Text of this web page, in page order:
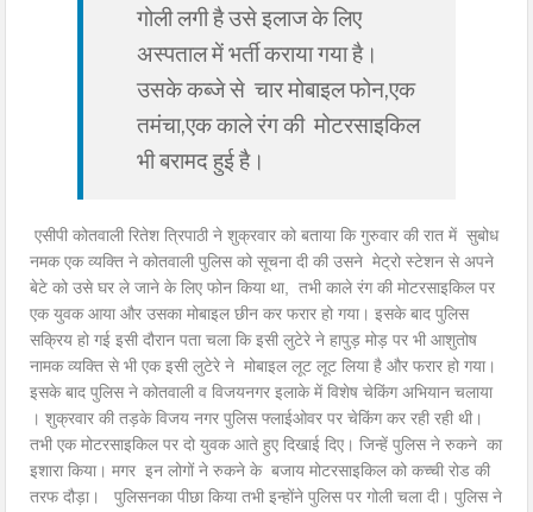
गोली लगी है उसे इलाज के लिए
अस्पताल में भर्ती कराया गया है।
उसके कब्जे से चार मोबाइल फोन,एक
तमंचा,एक काले रंग की मोटरसाइकिल
भी बरामद हुई है।
एसीपी कोतवाली रितेश त्रिपाठी ने शुक्रवार को बताया कि गुरुवार की रात में सुबोध
नमक एक व्यक्ति ने कोतवाली पुलिस को सूचना दी की उसने मेट्रो स्टेशन से अपने
बेटे को उसे घर ले जाने के लिए फोन किया था, तभी काले रंग की मोटरसाइकिल पर
एक युवक आया और उसका मोबाइल छीन कर फरार हो गया। इसके बाद पुलिस
सक्रिय हो गई इसी दौरान पता चला कि इसी लुटेरे ने हापुड़ मोड़ पर भी आशुतोष
नामक व्यक्ति से भी एक इसी लुटेरे ने मोबाइल लूट लूट लिया है और फरार हो गया।
इसके बाद पुलिस ने कोतवाली व विजयनगर इलाके में विशेष चेकिंग अभियान चलाया
। शुक्रवार की तड़के विजय नगर पुलिस फ्लाईओवर पर चेकिंग कर रही रही थी।
तभी एक मोटरसाइकिल पर दो युवक आते हुए दिखाई दिए। जिन्हें पुलिस ने रुकने का
इशारा किया। मगर इन लोगों ने रुकने के बजाय मोटरसाइकिल को कच्ची रोड की
तरफ दौड़ा। पुलिसनका पीछा किया तभी इन्होंने पुलिस पर गोली चला दी। पुलिस ने